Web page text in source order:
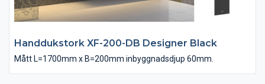
Handdukstork XF-200-DB Designer Black
Mått L=1700mm x B=200mm inbyggnadsdjup 60mm.